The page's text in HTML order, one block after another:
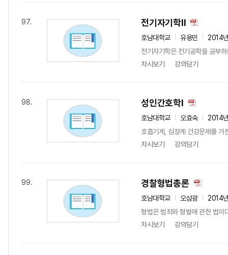
97. 전기자기학II
호남대학교 유용민
2014
전기자기학은 전기공학을 공부
차시보기
강의담기
98. 성인간호학Ⅰ
호남대학교 오효숙
2014
호흡기계, 심장계 건강문제를 가
차시보기
강의담기
99. 경찰형법총론
호남대학교 오삼광
2014
형법은 범죄와 형벌에 관한 법이
차시보기
강의담기